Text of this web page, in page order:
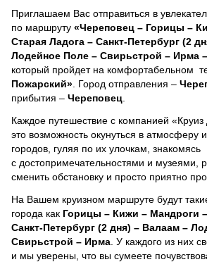
Приглашаем Вас отправиться в
по маршруту «Череповец – Горицы –
Старая Ладога – Санкт-Петербург (2
Лодейное Поле – Свирьстрой – Ирма
который пройдет на комфортабельном
Пожарский» . Город отправления –
прибытия – Череповец
Каждое путешествие с компанией «Круиз
это возможность окунуться в атмосферу
городов, гуляя по их улочкам, знакомясь
с достопримечательностями и музеями,
сменить обстановку и просто приятно
На Вашем круизном маршруте будут
города как Горицы – Кижи – Мандроги
Санкт-Петербург (2 дня) – Валаам –
Свирьстрой – Ирма . У каждого из них
и мы уверены, что вы сумеете